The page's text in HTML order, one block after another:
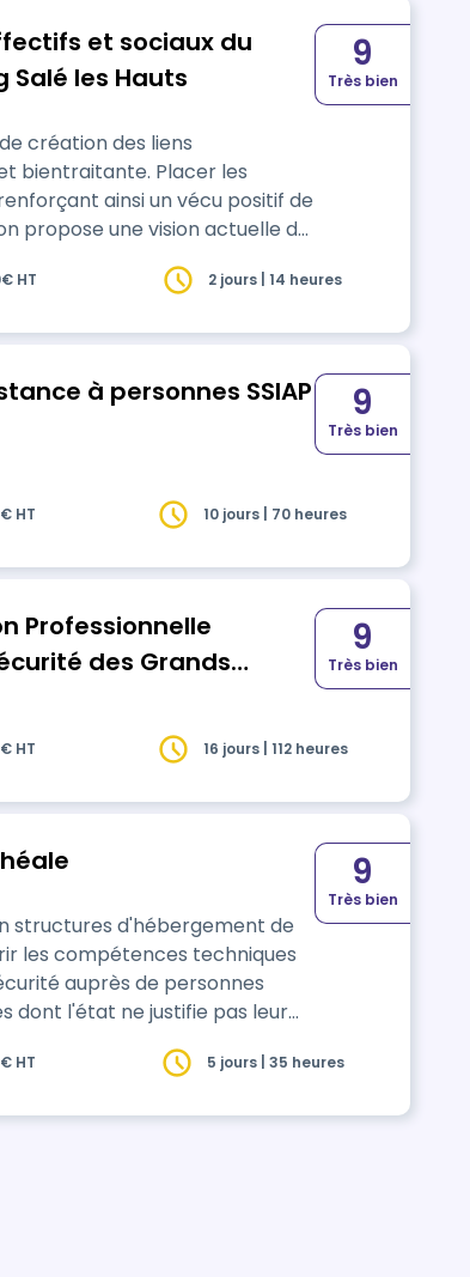
et sociaux du
Salé les Hauts
création des liens
bientraitante. Placer les
ainsi un vécu positif de
de chaque acteur. Elle
9
Très bien
HT 2 jours | 14 heures
à personnes SSIAP
9
Très bien
HT 10 jours | 70 heures
Professionnelle
des Grands
9
Très bien
HT 16 jours | 112 heures
structures d'hébergement de
dont l'état ne justifie pas leur
besoins spécifiques des
9
Très bien
HT 5 jours | 35 heures